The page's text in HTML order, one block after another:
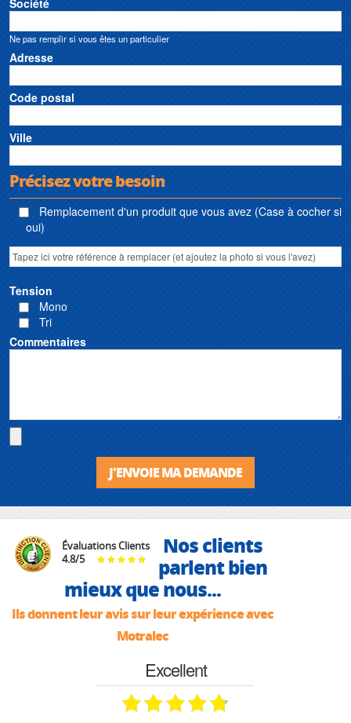
Société
Ne pas remplir si vous êtes un particulier
Adresse
Code postal
Ville
Précisez votre besoin
Remplacement d'un produit que vous avez (Case à cocher si
oui)
Tension
Mono
Tri
Commentaires
J'ENVOIE MA DEMANDE
Évaluations Clients
4.8/5
Nos clients
parlent bien
mieux que nous...
Ils donnent leur avis sur leur expérience avec
Motralec
Excellent